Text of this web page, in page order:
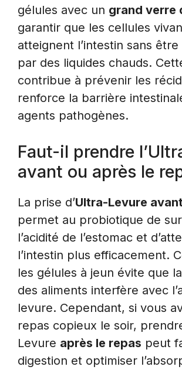
gélules avec un grand verre
garantir que les cellules
atteignent l’intestin sans
par des liquides chauds.
contribue à prévenir les
renforce la barrière
agents pathogènes.
Faut-il prendre
avant ou après le
La prise d’Ultra-Levure
permet au probiotique de
l’acidité de l’estomac et
l’intestin plus efficacement.
les gélules à jeun évite que
des aliments interfère avec
levure. Cependant, si vous
repas copieux le soir,
Levure après le repas peut
digestion et optimiser